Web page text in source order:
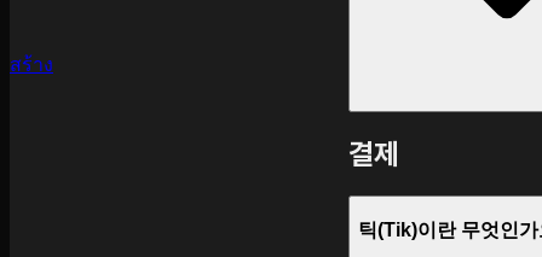
สร้าง
결제
틱(Tik)이란 무엇인